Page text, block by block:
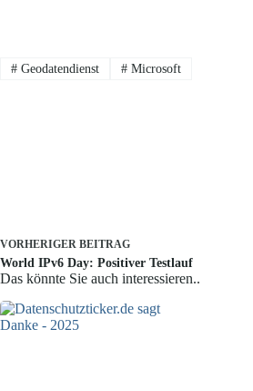
#Geodatendienst #Microsoft
VORHERIGER BEITRAG
World IPv6 Day: Positiver Testlauf
Das könnte Sie auch interessieren..